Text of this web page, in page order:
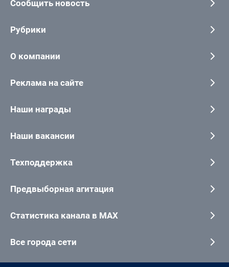
Сообщить новость
Рубрики
О компании
Реклама на сайте
Наши награды
Наши вакансии
Техподдержка
Предвыборная агитация
Статистика канала в MAX
Все города сети